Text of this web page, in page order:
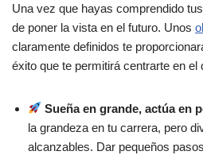
5 – Aprovechar las conexiones
poder de las redes
Utilizar las redes personales y
Solicitud de entrevistas
información
Una vez que hayas comprendido
de poner la vista en el futuro. Unos
claramente definidos te
éxito que te permitirá centrarte en el
Sueña en grande, actúa en
la grandeza en tu carrera, pero
alcanzables. Dar pequeños